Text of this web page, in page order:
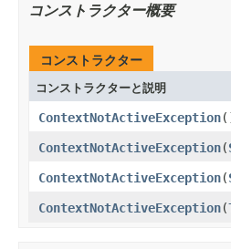
コンストラクター概要
コンストラクター
コンストラクターと説明
ContextNotActiveException
ContextNotActiveException(
ContextNotActiveException(
ContextNotActiveException(